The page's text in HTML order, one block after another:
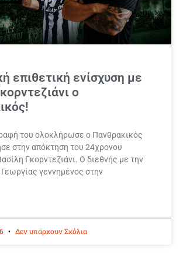
επιθετική ενίσχυση με
ο
του ολοκλήρωσε ο Πανθρακικός
στην απόκτηση του 24χρονου
Γκορντεζιάνι. Ο διεθνής με την
Γεωργίας γεννημένος στην
Δεν υπάρχουν Σχόλια